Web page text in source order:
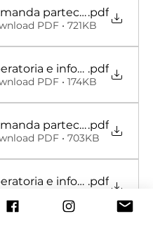
partecipazione
.pdf
PDF • 721KB
e informativa
.pdf
PDF • 174KB
partecipazione
.pdf
PDF • 703KB
e informativa
.pdf